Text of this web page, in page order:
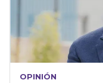
OPINIÓN